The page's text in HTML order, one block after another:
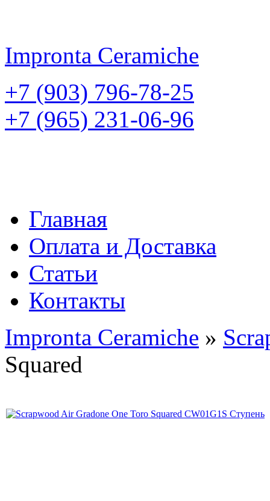
Impronta Ceramiche
+7 (903) 796-78-25
+7 (965) 231-06-96
Главная
Оплата и Доставка
Статьи
Контакты
Impronta Ceramiche »
Squared